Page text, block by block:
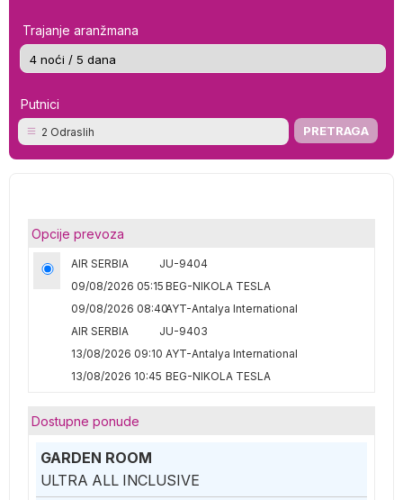
Trajanje aranžmana
Putnici
2 Odraslih
Opcije prevoza
AIR SERBIA
JU-9404
09/08/2026 05:15 BEG-NIKOLA TESLA
09/08/2026 08:40AYT-Antalya International
AIR SERBIA
JU-9403
13/08/2026 09:10 AYT-Antalya International
13/08/2026 10:45 BEG-NIKOLA TESLA
Dostupne ponude
GARDEN ROOM
ULTRA ALL INCLUSIVE